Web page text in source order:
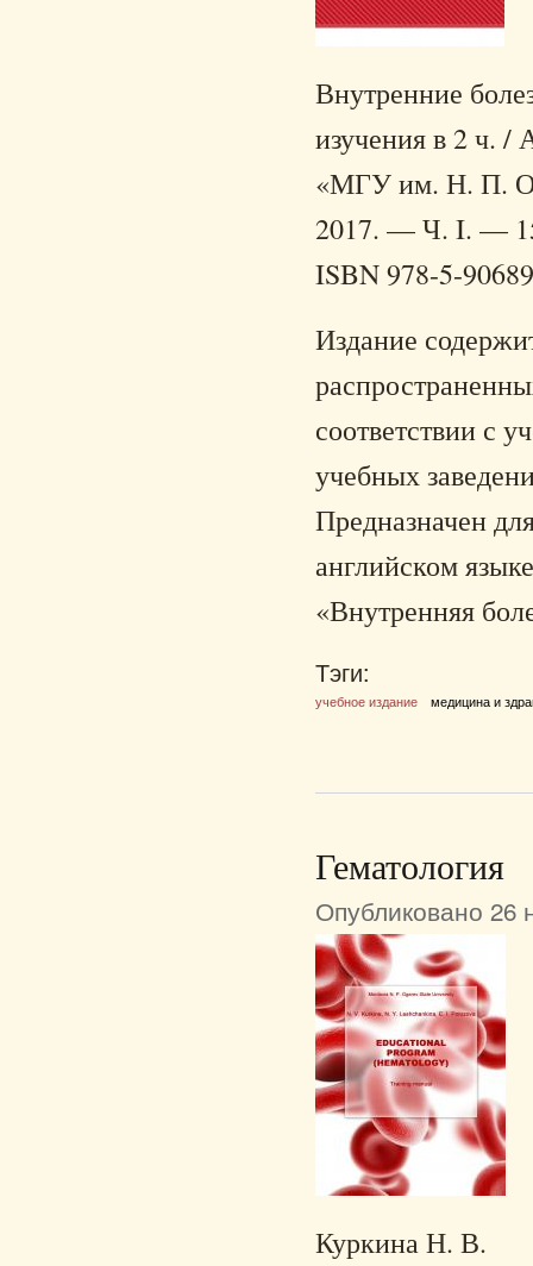
Внутренние
изучения в 2 ч.
«МГУ им. Н. П.
2017. — Ч. I. —
ISBN 978-5-
Издание
соответствии с
учебных
Предназначен
английском
«Внутренняя
Тэги:
учебное издание медицина и
Гематология
Опубликовано 26
Куркина Н. В.